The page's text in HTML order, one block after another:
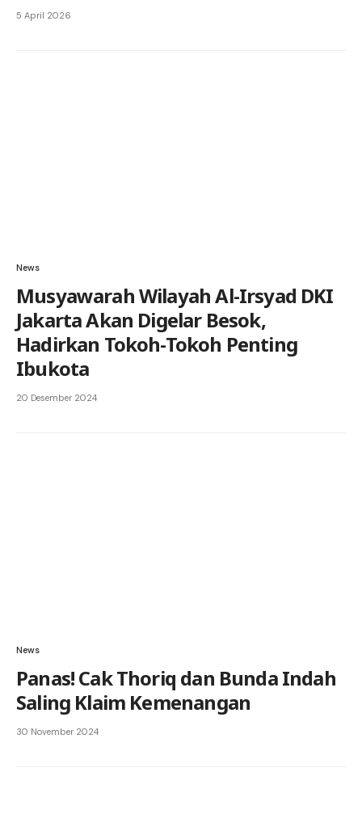
5 April 2026
News
Musyawarah Wilayah Al-Irsyad DKI
Jakarta Akan Digelar Besok,
Hadirkan Tokoh-Tokoh Penting
Ibukota
20 Desember 2024
News
Panas! Cak Thoriq dan Bunda Indah
Saling Klaim Kemenangan
30 November 2024